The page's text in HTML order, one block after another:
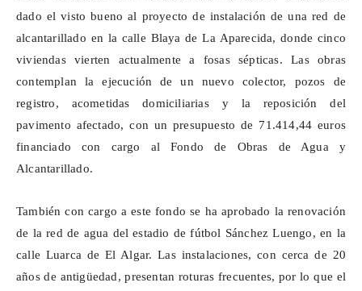
dado el visto bueno al proyecto de instalación de una red de
alcantarillado en la calle Blaya de La Aparecida, donde cinco
viviendas vierten actualmente a fosas sépticas. Las obras
contemplan la ejecución de un nuevo colector, pozos de
registro, acometidas domiciliarias y la reposición del
pavimento afectado, con un presupuesto de 71.414,44 euros
financiado con cargo al Fondo de Obras de Agua y
Alcantarillado.
También con cargo a este fondo se ha aprobado la renovación
de la red de agua del estadio de fútbol Sánchez Luengo, en la
calle Luarca de El Algar. Las instalaciones, con cerca de 20
años de antigüedad, presentan roturas frecuentes, por lo que el